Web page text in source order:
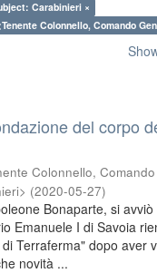
Carabinieri ×
Colonnello, Comando
del corpo
Colonnello,
(2020-05-27)
Bonaparte, si
Emanuele I di Savoia
Terraferma" dopo aver
novità ...